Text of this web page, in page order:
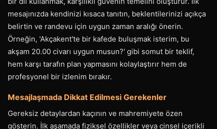
mesajınızda kendinizi kısaca tanıtın, beklentilerinizi açıkça
belirtin ve randevu için uygun zaman aralığı önerin.
Örneğin, 'Akçakent'te bir kafede buluşmak isterim, bu
akşam 20.00 civarı uygun musun?' gibi somut bir teklif,
hem karşı tarafın plan yapmasını kolaylaştırır hem de
profesyonel bir izlenim bırakır.
Mesajlaşmada Dikkat Edilmesi Gerekenler
Gereksiz detaylardan kaçının ve mahremiyete özen
gösterin. İlk aşamada fiziksel özellikler veya cinsel içerikli